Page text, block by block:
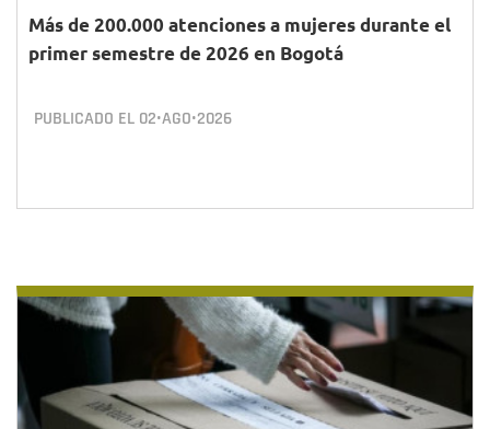
Más de 200.000 atenciones a mujeres durante el
primer semestre de 2026 en Bogotá
PUBLICADO EL 02•AGO•2026